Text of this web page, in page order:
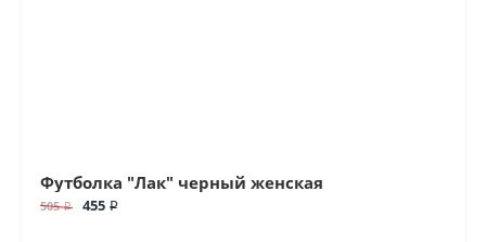
Футболка "Лак" черный женская
505 ₽ 455 ₽